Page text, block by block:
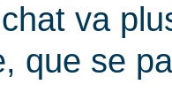
va
que se